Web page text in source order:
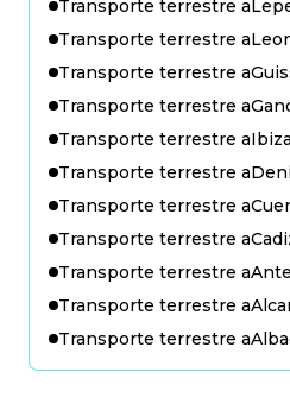
Transporte terrestre a
Transporte terrestre a
Transporte terrestre a
Transporte terrestre a
Transporte terrestre aIbiza
Transporte terrestre a
Transporte terrestre a
Transporte terrestre a
Transporte terrestre a
Transporte terrestre a
Transporte terrestre a